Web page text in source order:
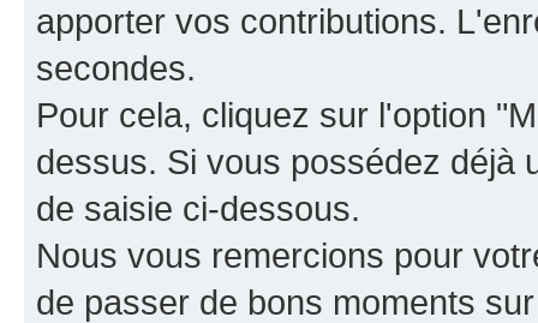
apporter vos contributions.
secondes.
Pour cela, cliquez sur l'option
dessus. Si vous possédez déjà
de saisie ci-dessous.
Nous vous remercions pour
de passer de bons moments